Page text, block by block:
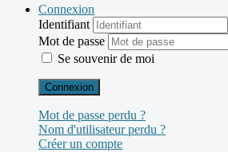
Connexion
Identifiant
Mot de passe
Se souvenir de moi
Connexion
Mot de passe perdu ?
Nom d'utilisateur perdu ?
Créer un compte